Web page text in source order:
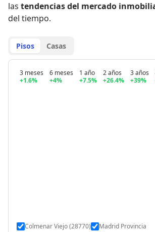
las tendencias del mercado
del tiempo.
Pisos Casas
3 meses
+1.6%
6 meses
+4%
1 año
+7.5%
2 años
+26.4%
3 años
+39%
Colmenar Viejo (28770) Madrid Provincia